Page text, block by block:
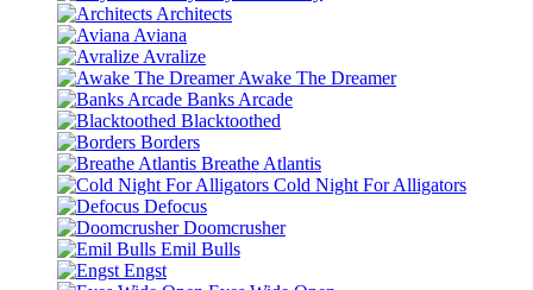
Architects
Aviana
Avralize
Awake The Dreamer
Banks Arcade
Blacktoothed
Borders
Breathe Atlantis
Cold Night For Alligators
Defocus
Doomcrusher
Emil Bulls
Engst